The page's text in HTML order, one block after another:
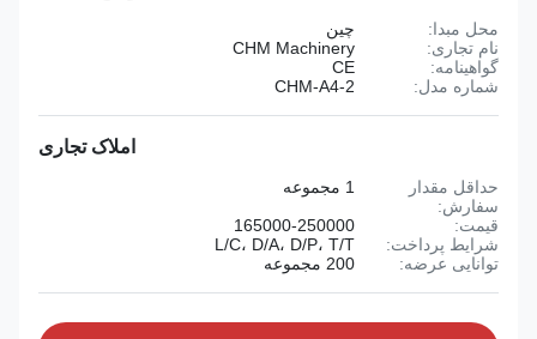
محل مبدا:
نام تجاری:
CHM Machinery
گواهینامه:
شماره مدل:
CHM-A4-2
املاک تجاری
حداقل مقدار
سفارش:
قیمت:
165000-250000
شرایط پرداخت:
L/C، D/A، D/P، T/T
توانایی عرضه: